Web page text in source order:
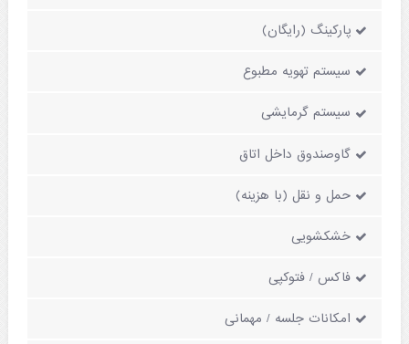
پارکینگ (رایگان)
سیستم تهویه مطبوع
سیستم گرمایشی
گاوصندوق داخل اتاق
حمل و نقل (با هزینه)
خشکشویی
فاکس / فتوکپی
امکانات جلسه / مهمانی